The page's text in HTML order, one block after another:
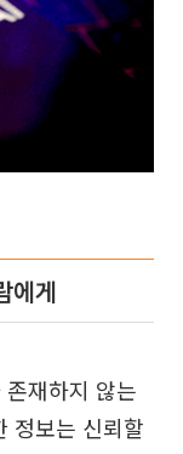
에게
재하지 않는
정보는 신뢰할